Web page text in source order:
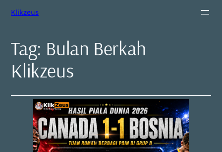
Klikzeus
Tag: Bulan Berkah
Klikzeus